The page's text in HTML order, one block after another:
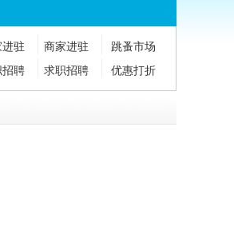
驻 商家进驻
跳蚤市场
招聘 求职招聘 优惠打折